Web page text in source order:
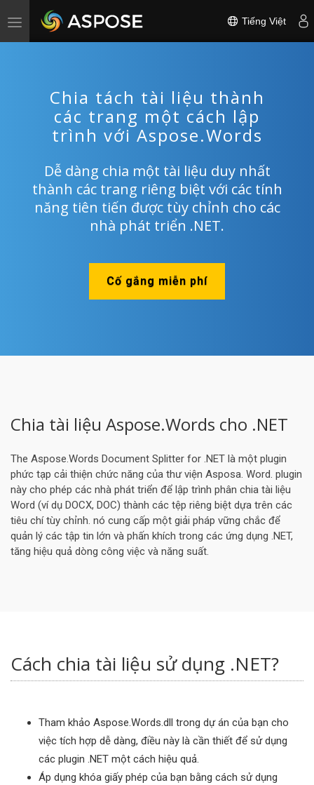
Toggle
Tiếng Việt
Chia tách tài liệu thành
các trang một cách lập
trình với Aspose.Words
Dễ dàng chia một tài liệu duy nhất
thành các trang riêng biệt với các tính
năng tiên tiến được tùy chỉnh cho các
nhà phát triển .NET.
Cố gắng miễn phí
Chia tài liệu Aspose.Words cho .NET
The Aspose.Words Document Splitter for .NET là một plugin
phức tạp cải thiện chức năng của thư viện Asposa. Word. plugin
này cho phép các nhà phát triển để lập trình phân chia tài liệu
Word (ví dụ DOCX, DOC) thành các tệp riêng biệt dựa trên các
tiêu chí tùy chỉnh. nó cung cấp một giải pháp vững chắc để
quản lý các tập tin lớn và phấn khích trong các ứng dụng .NET,
tăng hiệu quả dòng công việc và năng suất.
Cách chia tài liệu sử dụng .NET?
Tham khảo Aspose.Words.dll trong dự án của bạn cho
việc tích hợp dễ dàng, điều này là cần thiết để sử dụng
các plugin .NET một cách hiệu quả.
Áp dụng khóa giấy phép của bạn bằng cách sử dụng